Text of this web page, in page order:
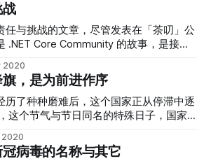
为我们的记忆，永远留在了过去；许多
榜样，为我们所追随和学习。没有哪一年
匪夷所思，也没有哪一年如今年这般转
/ 在风雨后的山顶
年最大的「黑天
情的大爆发。然而从某种意义上来讲，它
。在《黑天鹅》一书中，作者纳西姆·塔
是 WHO、WEF[2]、CEPI[3] 还是比尔·
人们爆发大流感的风险[4]
战
任与挑战的文章，尽管发表在「茶叨」公
.NET Core Community 的故事，是接下
「茶有聊」专题，与大家聊一聊我认为
开源社区」公众号中发表多篇《NCC
社区从无到有、从有到大一路走来背后
认识一下 NCC 吧。 NCC 全称
，是一个以 .NET 为主要技术栈的开源
2020
，是为前进作序
历了种种磨难后，这个国家正从停滞中逐
千丝万缕道思绪萦绕在心田，那有名与
病毒的名称与其它